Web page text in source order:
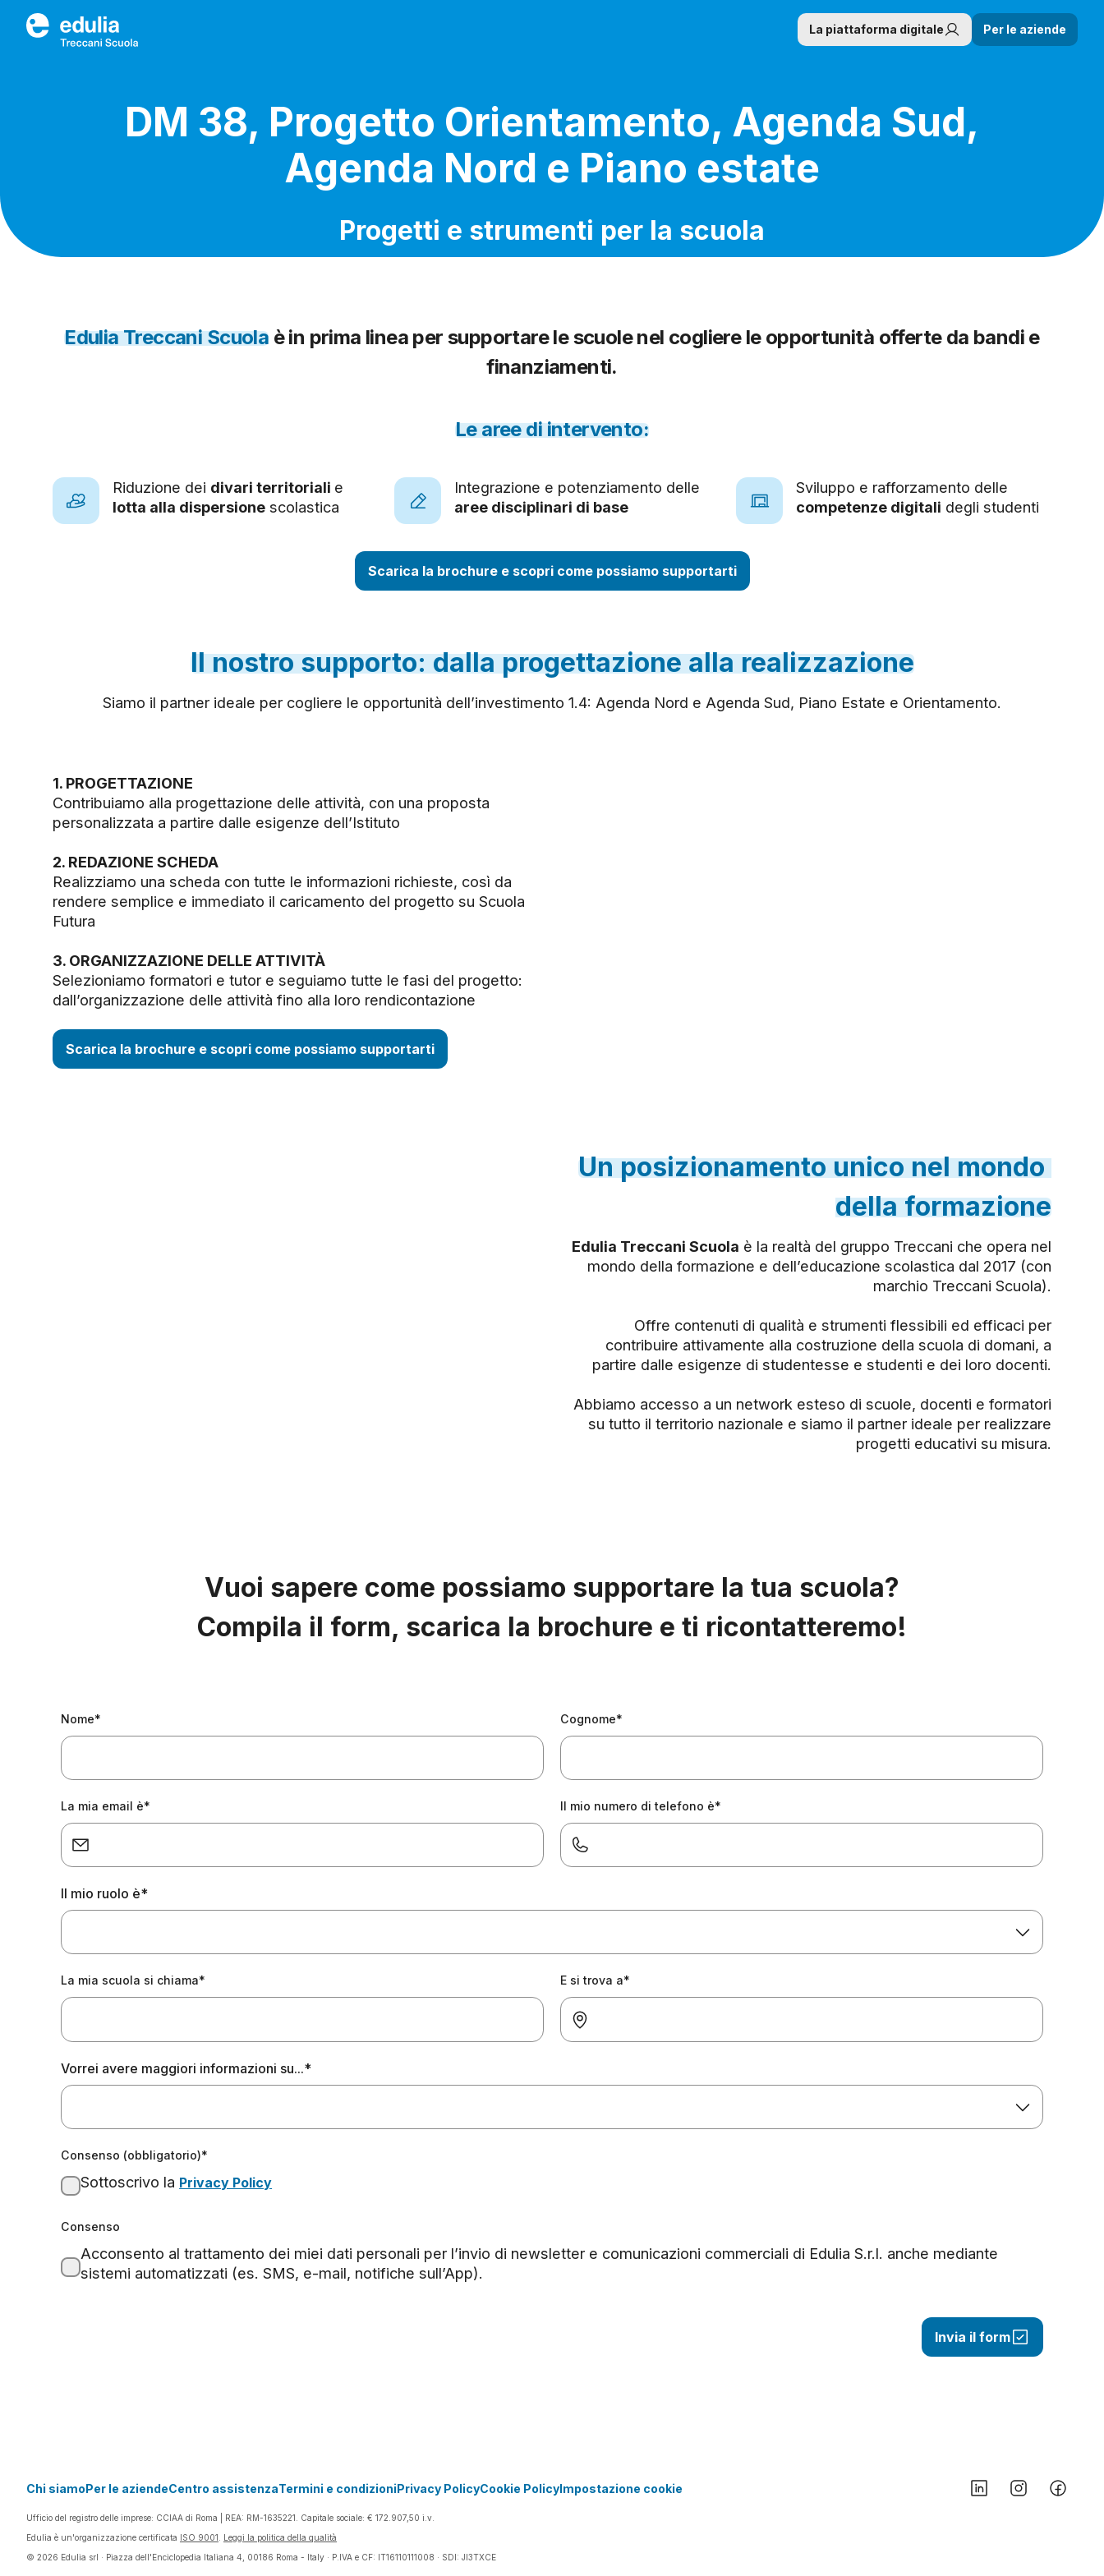
Edulia Treccani Scuola La piattaforma digitale Per le aziende
DM 38, Progetto Orientamento, Agenda Sud,
Agenda Nord e Piano estate
Progetti e strumenti per la scuola
EduliaTreccaniScuola è in prima linea per supportare le scuole nel cogliere le opportunità offerte da bandi e
finanziamenti.
Leareediintervento:
Riduzione dei divari territoriali e
lotta alla dispersione scolastica
Integrazione e potenziamento delle
aree disciplinari di base
Sviluppo e rafforzamento delle
competenze digitali degli studenti
Scarica la brochure e scopri come possiamo supportarti
Il nostro supporto: dalla progettazione alla realizzazione
Siamo il partner ideale per cogliere le opportunità dell’investimento 1.4: Agenda Nord e Agenda Sud, Piano Estate e Orientamento.
1. PROGETTAZIONE
Contribuiamo alla progettazione delle attività, con una proposta
personalizzata a partire dalle esigenze dell’Istituto
2. REDAZIONE SCHEDA
Realizziamo una scheda con tutte le informazioni richieste, così da
rendere semplice e immediato il caricamento del progetto su Scuola
Futura
3. ORGANIZZAZIONE DELLE ATTIVITÀ
Selezioniamo formatori e tutor e seguiamo tutte le fasi del progetto:
dall’organizzazione delle attività fino alla loro rendicontazione
Scarica la brochure e scopri come possiamo supportarti
Un posizionamento unico nel mondo
della formazione
Edulia Treccani Scuola è la realtà del gruppo Treccani che opera nel
mondo della formazione e dell’educazione scolastica dal 2017 (con
marchio Treccani Scuola).
Offre contenuti di qualità e strumenti flessibili ed efficaci per
contribuire attivamente alla costruzione della scuola di domani, a
partire dalle esigenze di studentesse e studenti e dei loro docenti.
Abbiamo accesso a un network esteso di scuole, docenti e formatori
su tutto il territorio nazionale e siamo il partner ideale per realizzare
progetti educativi su misura.
Vuoi sapere come possiamo supportare la tua scuola?
Compila il form, scarica la brochure e ti ricontatteremo!
Nome* Cognome*
La mia email è* Il mio numero di telefono è*
Il mio ruolo è*
La mia scuola si chiama* E si trova a*
Vorrei avere maggiori informazioni su...*
Consenso (obbligatorio)*
Sottoscrivo la Privacy Policy
Consenso
Acconsento al trattamento dei miei dati personali per l’invio di newsletter e comunicazioni commerciali di Edulia S.r.l. anche mediante
sistemi automatizzati (es. SMS, e-mail, notifiche sull’App).
Invia il form
Chi siamoPer le aziendeCentro assistenzaTermini e condizioniPrivacy PolicyCookie PolicyImpostazione cookie
Ufficio del registro delle imprese: CCIAA di Roma | REA: RM-1635221. Capitale sociale: € 172.907,50 i.v.
Edulia è un'organizzazione certificata ISO 9001
Leggi la politica della qualità
© 2026 Edulia srl · Piazza dell'Enciclopedia Italiana 4, 00186 Roma - Italy · P.IVA e CF: IT16110111008 · SDI: JI3TXCE